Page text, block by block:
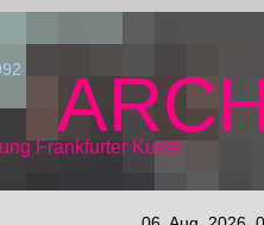
Frankfurter Kunst